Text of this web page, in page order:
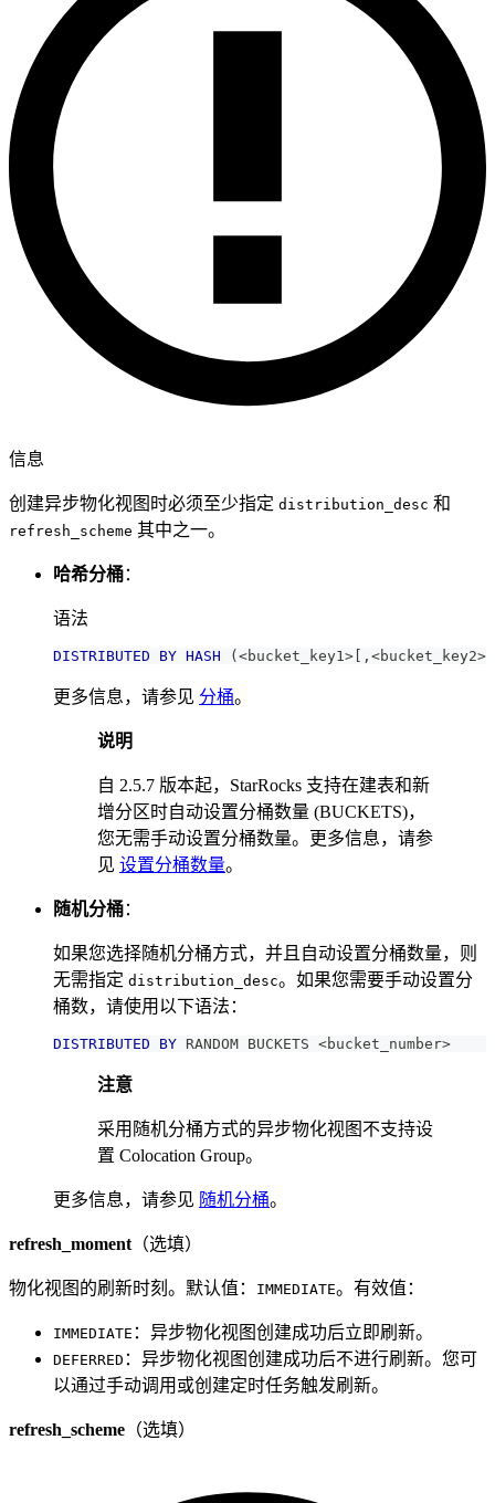
信息
创建异步物化视图时必须至少指定 distribution_desc 和
refresh_scheme 其中之一。
哈希分桶：
语法
DISTRIBUTED BY HASH ( <bucket_key1> , <bucket_key2>
更多信息，请参见 分桶。
说明
自 2.5.7 版本起，StarRocks 支持在建表和新
增分区时自动设置分桶数量 (BUCKETS)，
您无需手动设置分桶数量。更多信息，请参
见 设置分桶数量。
随机分桶：
如果您选择随机分桶方式，并且自动设置分桶数量，则
无需指定 distribution_desc。如果您需要手动设置分
桶数，请使用以下语法：
DISTRIBUTED BY RANDOM BUCKETS <bucket_number>
注意
采用随机分桶方式的异步物化视图不支持设
置 Colocation Group。
更多信息，请参见 随机分桶。
refresh_moment （选填）
物化视图的刷新时刻。默认值： IMMEDIATE。有效值：
IMMEDIATE ：异步物化视图创建成功后立即刷新。
DEFERRED ：异步物化视图创建成功后不进行刷新。您可
以通过手动调用或创建定时任务触发刷新。
refresh_scheme （选填）